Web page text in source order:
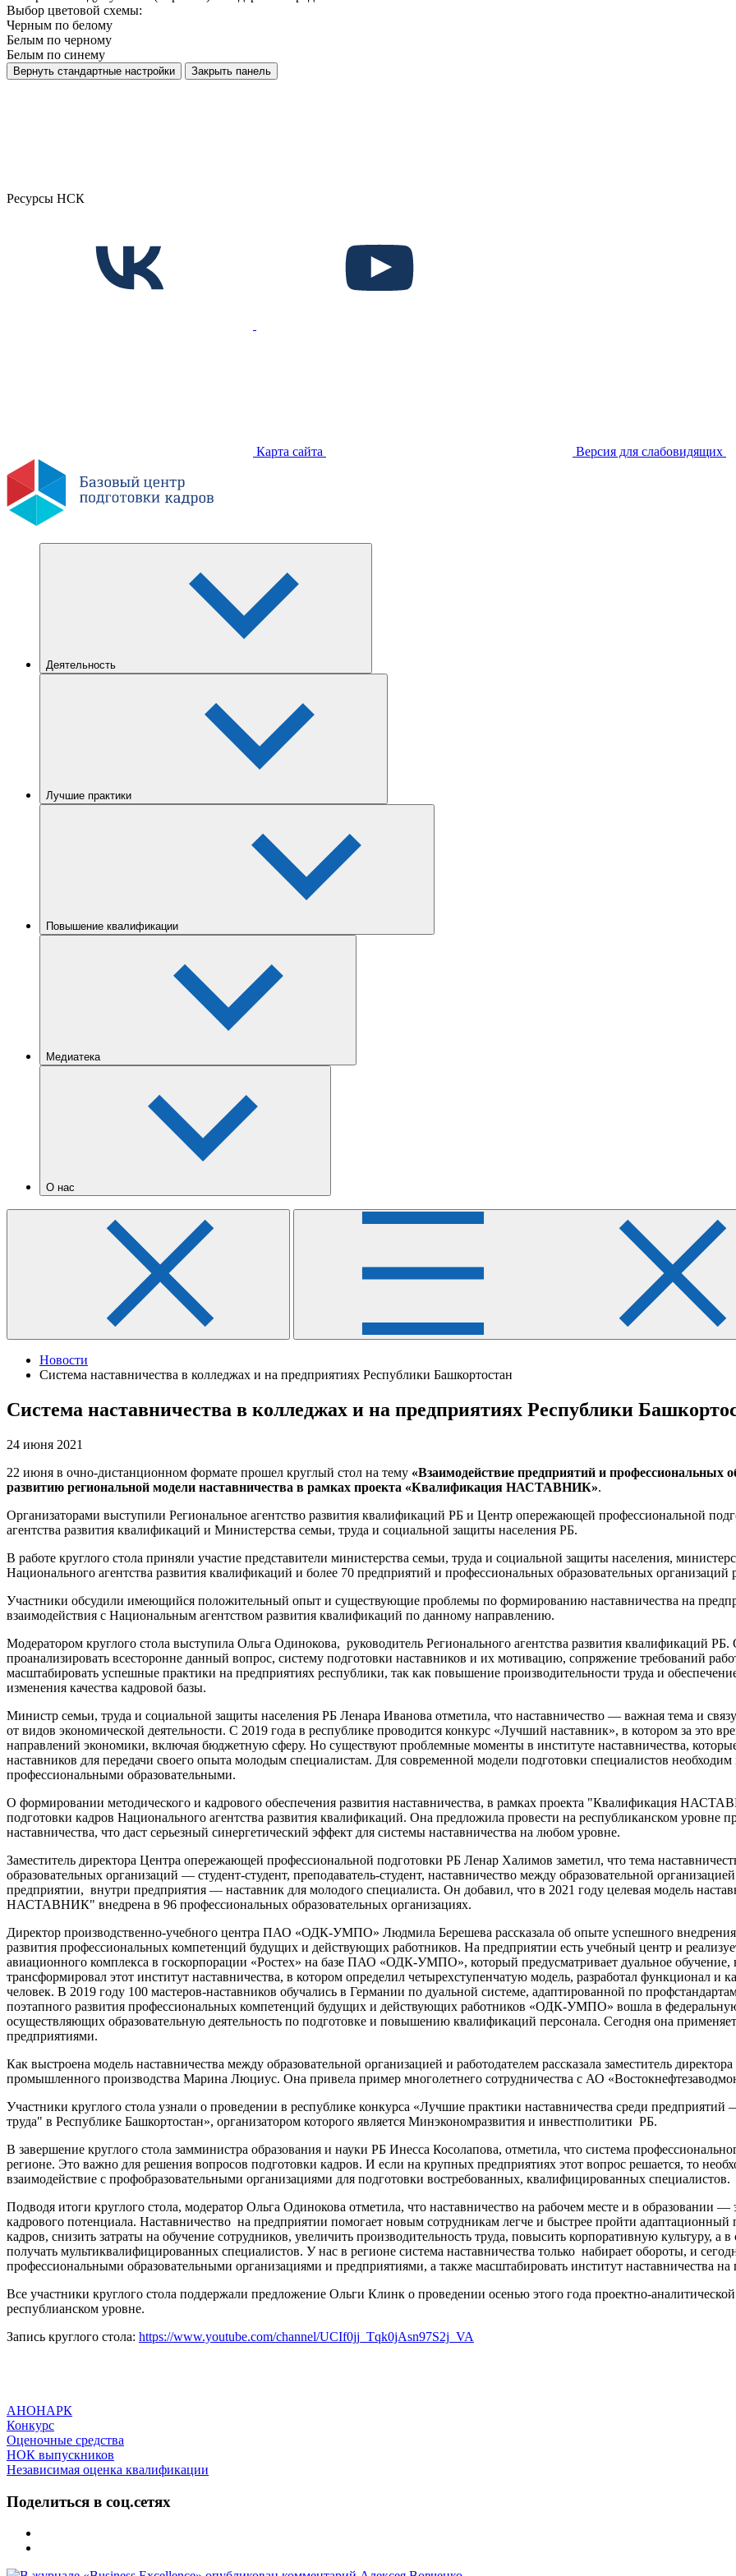
Выбор цветовой схемы:
Черным по белому
Белым по черному
Белым по синему
Вернуть стандартные настройки Закрыть панель
Ресурсы НСК
Карта сайта Версия для слабовидящих
Деятельность
Лучшие практики
Повышение квалификации
Медиатека
О нас
Новости
Система наставничества в колледжах и на предприятиях Республики Башкортостан
Система наставничества в колледжах и на предприятиях Республики
24 июня 2021
22 июня в очно-дистанционном формате прошел круглый стол на тему «Взаимодействие предприятий и профессиональных
развитию региональной модели наставничества в рамках проекта «Квалификация НАСТАВНИК».
Организаторами выступили Региональное агентство развития квалификаций РБ и Центр опережающей профессиональной
агентства развития квалификаций и Министерства семьи, труда и социальной защиты населения РБ.
В работе круглого стола приняли участие представители министерства семьи, труда и социальной защиты населения,
Национального агентства развития квалификаций и более 70 предприятий и профессиональных образовательных организаций
Участники обсудили имеющийся положительный опыт и существующие проблемы по формированию наставничества на
взаимодействия с Национальным агентством развития квалификаций по данному направлению.
Модератором круглого стола выступила Ольга Одинокова, руководитель Регионального агентства развития квалификаций
проанализировать всесторонне данный вопрос, систему подготовки наставников и их мотивацию, сопряжение требований
масштабировать успешные практики на предприятиях республики, так как повышение производительности труда и
изменения качества кадровой базы.
Министр семьи, труда и социальной защиты населения РБ Ленара Иванова отметила, что наставничество — важная тема и
от видов экономической деятельности. С 2019 года в республике проводится конкурс «Лучший наставник», в котором за это
направлений экономики, включая бюджетную сферу. Но существуют проблемные моменты в институте наставничества,
наставников для передачи своего опыта молодым специалистам. Для современной модели подготовки специалистов
профессиональными образовательными.
О формировании методического и кадрового обеспечения развития наставничества, в рамках проекта "Квалификация
подготовки кадров Национального агентства развития квалификаций. Она предложила провести на республиканском
наставничества, что даст серьезный синергетический эффект для системы наставничества на любом уровне.
Заместитель директора Центра опережающей профессиональной подготовки РБ Ленар Халимов заметил, что тема
образовательных организаций — студент-студент, преподаватель-студент, наставничество между образовательной
предприятии, внутри предприятия — наставник для молодого специалиста. Он добавил, что в 2021 году целевая модель
НАСТАВНИК" внедрена в 96 профессиональных образовательных организациях.
Директор производственно-учебного центра ПАО «ОДК-УМПО» Людмила Берешева рассказала об опыте успешного внедрения
развития профессиональных компетенций будущих и действующих работников. На предприятии есть учебный центр и
авиационного комплекса в госкорпорации «Ростех» на базе ПАО «ОДК-УМПО», который предусматривает дуальное обучение,
трансформировал этот институт наставничества, в котором определил четырехступенчатую модель, разработал функционал
человек. В 2019 году 100 мастеров-наставников обучались в Германии по дуальной системе, адаптированной по
поэтапного развития профессиональных компетенций будущих и действующих работников «ОДК-УМПО» вошла в
осуществляющих образовательную деятельность по подготовке и повышению квалификаций персонала. Сегодня она
предприятиями.
Как выстроена модель наставничества между образовательной организацией и работодателем рассказала заместитель
промышленного производства Марина Люциус. Она привела пример многолетнего сотрудничества с АО
Участники круглого стола узнали о проведении в республике конкурса «Лучшие практики наставничества среди
труда" в Республике Башкортостан», организатором которого является Минэкономразвития и инвестполитики РБ.
В завершение круглого стола замминистра образования и науки РБ Инесса Косолапова, отметила, что система
регионе. Это важно для решения вопросов подготовки кадров. И если на крупных предприятиях этот вопрос решается, то
взаимодействие с профобразовательными организациями для подготовки востребованных, квалифицированных специалистов.
Подводя итоги круглого стола, модератор Ольга Одинокова отметила, что наставничество на рабочем месте и в образовании
кадрового потенциала. Наставничество на предприятии помогает новым сотрудникам легче и быстрее пройти
кадров, снизить затраты на обучение сотрудников, увеличить производительность труда, повысить корпоративную культуру,
получать мультиквалифицированных специалистов. У нас в регионе система наставничества только набирает обороты, и
профессиональными образовательными организациями и предприятиями, а также масштабировать институт наставничества
Все участники круглого стола поддержали предложение Ольги Клинк о проведении осенью этого года проектно-
республианском уровне.
Запись круглого стола: https://www.youtube.com/channel/UCIf0jj_Tqk0jAsn97S2j_VA
АНОНАРК
Конкурс
Оценочные средства
НОК выпускников
Независимая оценка квалификации
Поделиться в соц.сетях